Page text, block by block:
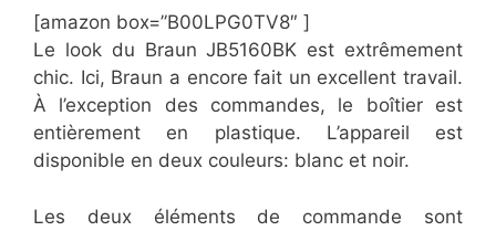
[amazon box=”B00LPG0TV8″ ]
Le look du Braun JB5160BK est extrêmement
chic. Ici, Braun a encore fait un excellent travail.
À l’exception des commandes, le boîtier est
entièrement en plastique. L’appareil est
disponible en deux couleurs: blanc et noir.
Les deux éléments de commande sont